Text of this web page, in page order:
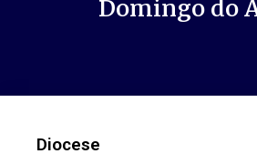
Domingo do
Diocese